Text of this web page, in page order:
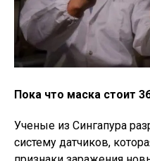
Пока что маска стоит
Ученые из Сингапура
систему датчиков,